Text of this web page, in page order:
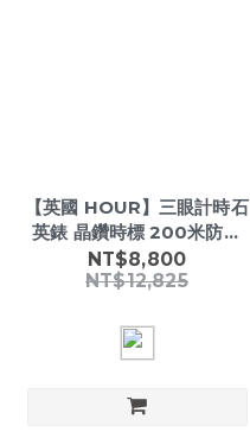
【英國 HOUR】三眼計時石
英錶 晶鑽時標 200米防水
40mm 日期顯示 運動男錶
NT$8,800
NT$12,825